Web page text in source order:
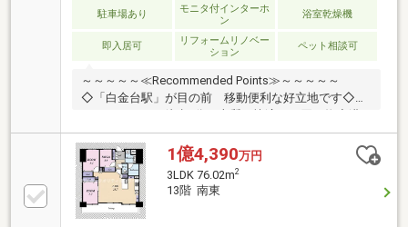
駐車場あり
モニタ付インターホ
ン
浴室乾燥機
即入居可
リフォームリノベー
ション
ペット相談可
～～～～～≪Recommended Points≫～～～～～
◇「白金台駅」が目の前 移動便利な好立地です◇プ
ラチナドンキが徒歩4分 上質で快適なお買い物◇港
区屈指の閑静な高級住宅街「白金台」に住まう◇大切
な家族と一緒に暮らせるペット飼育可物件◇新耐震基
準にしっかり適合しており安心の構造◇購入後も安心
のアフターサービス保証付き～～～～～～～～～～～
～～～～～～～～～～～◆頭金0円から購入可!長期低
金利50年ローン!◆提携銀行多数、住宅ローンご相談下
1億4,390万円
3LDK 76.02m2
13階 南東